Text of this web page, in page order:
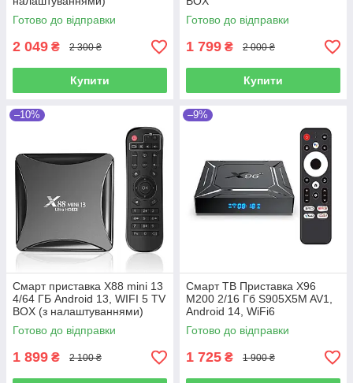
Готово до відправки
2 049 ₴ 2 300 ₴
Купити
Готово до відправки
1 799 ₴ 2 000 ₴
Купити
–10%
Смарт приставка X88 mini 13
4/64 ГБ Android 13, WIFI 5 TV
BOX (з налаштуваннями)
Готово до відправки
1 899 ₴ 2 100 ₴
–9%
Смарт ТВ Приставка X96
M200 2/16 Гб S905X5M AV1,
Android 14, WiFi6
Готово до відправки
1 725 ₴ 1 900 ₴